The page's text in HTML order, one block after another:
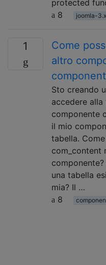
protected
8
joomla-3.x
1
Come
altro
Sto creando
accedere alla
componente
il mio
tabella.
com_content
una tabella
mia? Il …
8